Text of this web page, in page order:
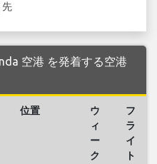
先
空港 を発着する空港
位置
ウ
ィ
ー
ク
フ
ラ
イ
ト